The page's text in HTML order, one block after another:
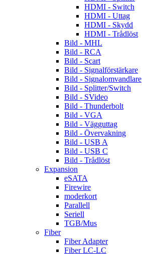
HDMI - Switch
HDMI - Uttag
HDMI - Skydd
HDMI - Trådlöst
Bild - MHL
Bild - RCA
Bild - Scart
Bild - Signalförstärkare
Bild - Signalomvandlare
Bild - Splitter/Switch
Bild - SVideo
Bild - Thunderbolt
Bild - VGA
Bild - Vägguttag
Bild - Övervakning
Bild - USB A
Bild - USB C
Bild - Trådlöst
Expansion
eSATA
Firewire
moderkort
Parallell
Seriell
TGB/Mus
Fiber
Fiber Adapter
Fiber LC-LC